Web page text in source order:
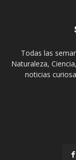
Todas las
Naturaleza,
noticias